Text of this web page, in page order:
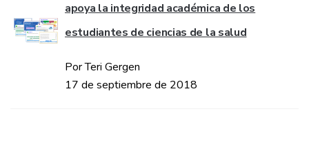
apoya la integridad académica de los
estudiantes de ciencias de la salud
Por Teri Gergen
17 de septiembre de 2018